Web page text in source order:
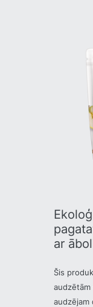
ar
Šis
audzētām
audzējam